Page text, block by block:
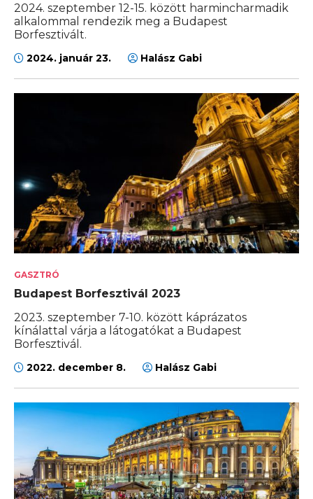
2024. szeptember 12-15. között harmincharmadik
alkalommal rendezik meg a Budapest
Borfesztivált.
2024. január 23. Halász Gabi
GASZTRÓ
Budapest Borfesztivál 2023
2023. szeptember 7-10. között káprázatos
kínálattal várja a látogatókat a Budapest
Borfesztivál.
2022. december 8. Halász Gabi